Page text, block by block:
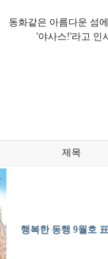
동화같은 아름다운 섬
'야사스!'라고 인
제목
행복한 동행 9월호